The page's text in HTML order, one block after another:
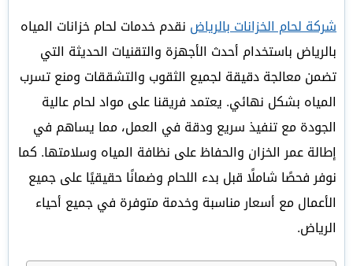
شركة لحام الخزانات بالرياض نقدم خدمات لحام خزانات المياه
بالرياض باستخدام أحدث الأجهزة والتقنيات الحديثة التي
تضمن معالجة دقيقة لجميع الثقوب والتشققات ومنع تسرب
المياه بشكل نهائي. يعتمد فريقنا على مواد لحام عالية
الجودة مع تنفيذ سريع ودقة في العمل، مما يساهم في
إطالة عمر الخزان والحفاظ على نظافة المياه وسلامتها. كما
نوفر فحصًا شاملًا قبل بدء اللحام وضمانًا حقيقيًا على جميع
الأعمال مع أسعار مناسبة وخدمة متوفرة في جميع أحياء
الرياض.